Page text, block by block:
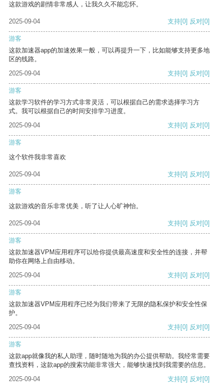
这款游戏的剧情非常感人，让我久久不能忘怀。
2025-09-04 支持[0] 反对[0]
游客
这款加速器app的加速效果一般，可以再提升一下，比如能够支持更多地
区的线路。
2025-09-04
支持[0] 反对[0]
游客
这款学习软件的学习方式非常灵活，可以根据自己的需求选择学习方
式。我可以根据自己的时间安排学习进度。
2025-09-04
支持[0] 反对[0]
游客
这个软件我非常喜欢
2025-09-04 支持[0] 反对[0]
游客
这款游戏的音乐非常优美，听了让人心旷神怡。
2025-09-04 支持[0] 反对[0]
游客
这款加速器VPM应用程序可以给你提供最高速度和安全性的连接，并帮
助你在网络上自由移动。
2025-09-04
支持[0] 反对[0]
游客
这款加速器VPM应用程序已经为我们带来了无限的隐私保护和安全性保
护。
2025-09-04
支持[0] 反对[0]
游客
这款app就像我的私人助理，随时随地为我的办公提供帮助。我经常需要
查找资料，这款app的搜索功能非常强大，能够快速找到我需要的信息。
2025-09-04
支持[0] 反对[0]